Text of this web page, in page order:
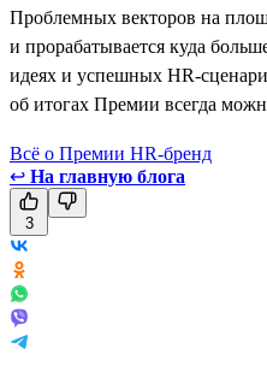
Проблемных векторов на
и прорабатывается куда
идеях и успешных HR-
об итогах Премии всегда
Всё о Премии HR-бренд
↩ На главную блога
3